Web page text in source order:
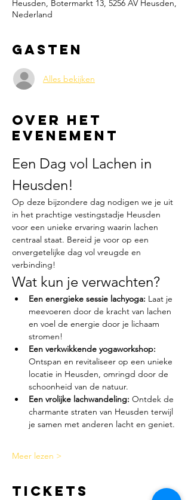
Heusden, Botermarkt 13, 5256 AV Heusden,
Nederland
Gasten
Alles bekijken
Over het
evenement
Een Dag vol Lachen in
Heusden!
Op deze bijzondere dag nodigen we je uit
in het prachtige vestingstadje Heusden
voor een unieke ervaring waarin lachen
centraal staat. Bereid je voor op een
onvergetelijke dag vol vreugde en
verbinding!
Wat kun je verwachten?
Een energieke sessie lachyoga: Laat je
meevoeren door de kracht van lachen
en voel de energie door je lichaam
stromen!
Een verkwikkende yogaworkshop:
Ontspan en revitaliseer op een unieke
locatie in Heusden, omringd door de
schoonheid van de natuur.
Een vrolijke lachwandeling: Ontdek de
charmante straten van Heusden terwijl
je samen met anderen lacht en geniet.
Meer lezen >
Tickets